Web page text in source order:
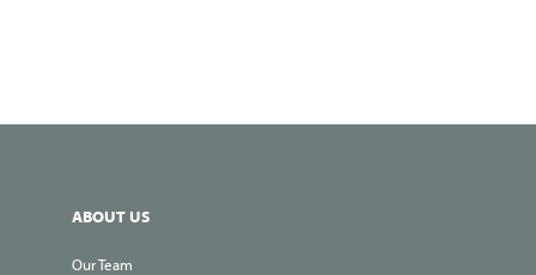
ABOUT US
Our Team